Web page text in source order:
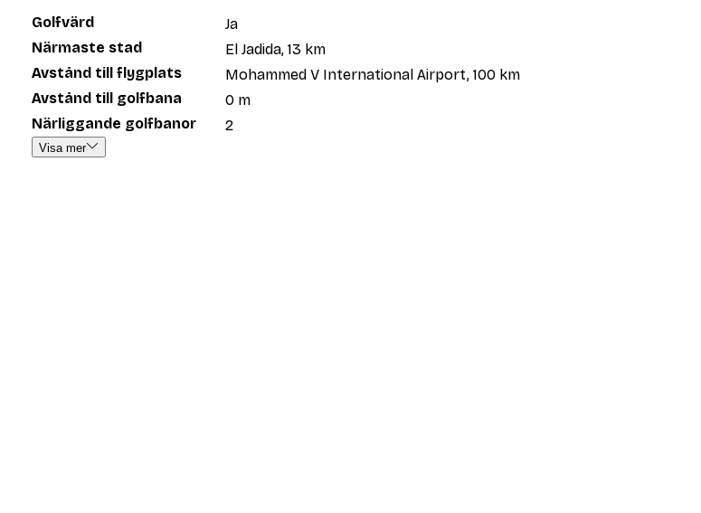
Golfvärd
Ja
Närmaste stad
El Jadida, 13 km
Avstånd till flygplats
Mohammed V International Airport, 100 km
Avstånd till golfbana
0 m
Närliggande golfbanor
2
Visa mer